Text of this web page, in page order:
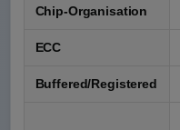
Chip-Organisation
ECC
Buffered/Registered